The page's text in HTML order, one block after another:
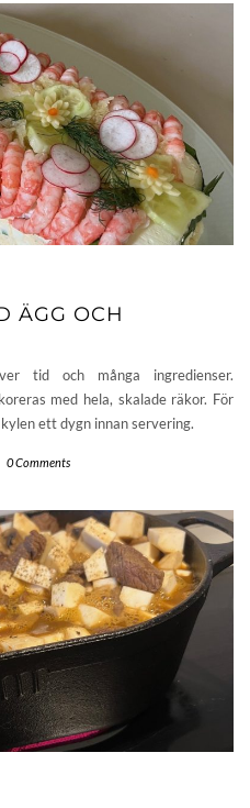
ÄGG OCH
tid och många ingredienser.
med hela, skalade räkor. För
ett dygn innan servering.
0 Comments